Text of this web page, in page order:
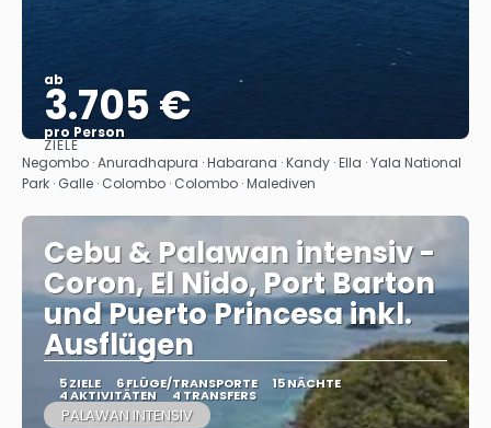
ab
3.705 €
pro Person
Sehen
ZIELE
Negombo · Anuradhapura · Habarana · Kandy · Ella · Yala National
Park · Galle · Colombo · Colombo · Malediven
Cebu & Palawan intensiv -
Coron, El Nido, Port Barton
und Puerto Princesa inkl.
Ausflügen
5 ZIELE 6 FLÜGE/TRANSPORTE 15 NÄCHTE
4 AKTIVITÄTEN 4 TRANSFERS
PALAWAN INTENSIV